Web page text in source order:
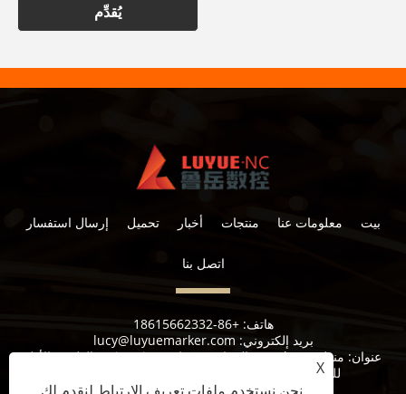
يُقدِّم
بيت معلومات عنا منتجات أخبار تحميل إرسال استفسار
اتصل بنا
هاتف:+86-18615662332
بريد إلكتروني: lucy@luyuemarker.com
عنوان:
منطقة Donghao الصناعية ، شارع Qingping ، الطريق الأول
للصناعة ، شارع شوانجشان ، منطقة تشانغقيو ، جينان
X